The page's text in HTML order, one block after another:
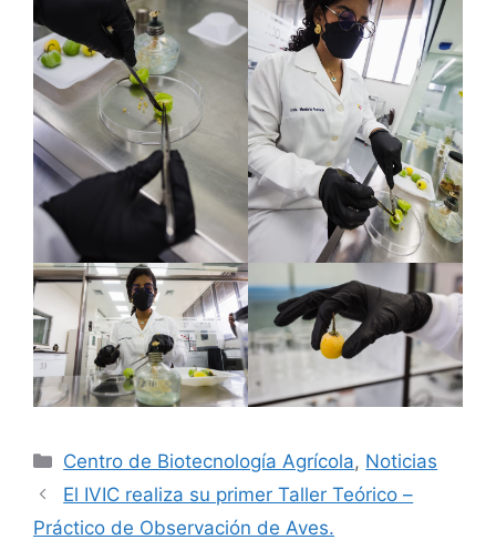
Centro de Biotecnología Agrícola, Noticias
El IVIC realiza su primer Taller Teórico –
Práctico de Observación de Aves.